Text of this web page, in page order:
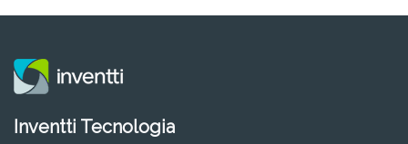
Inventti Tecnologia